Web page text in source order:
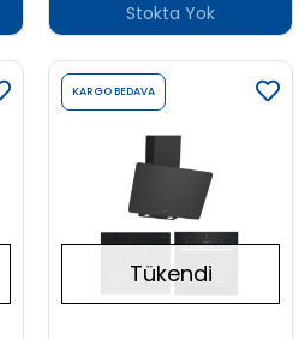
Stokta Yok
KARGO BEDAVA
Tükendi